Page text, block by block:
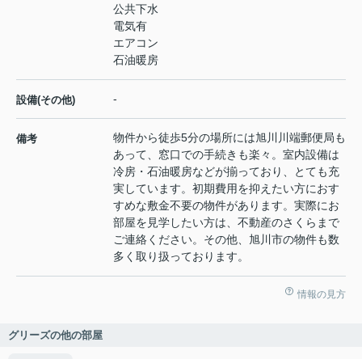
公共下水
電気有
エアコン
石油暖房
設備(その他) -
備考
物件から徒歩5分の場所には旭川川端郵便局も
あって、窓口での手続きも楽々。室内設備は
冷房・石油暖房などが揃っており、とても充
実しています。初期費用を抑えたい方におす
すめな敷金不要の物件があります。実際にお
部屋を見学したい方は、不動産のさくらまで
ご連絡ください。その他、旭川市の物件も数
多く取り扱っております。
情報の見方
グリーズの他の部屋